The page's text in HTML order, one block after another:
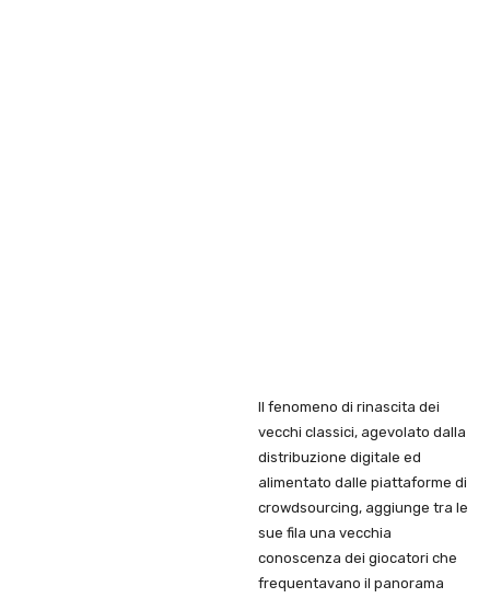
Il fenomeno di rinascita dei
vecchi classici, agevolato dalla
distribuzione digitale ed
alimentato dalle piattaforme di
crowdsourcing, aggiunge tra le
sue fila una vecchia
conoscenza dei giocatori che
frequentavano il panorama